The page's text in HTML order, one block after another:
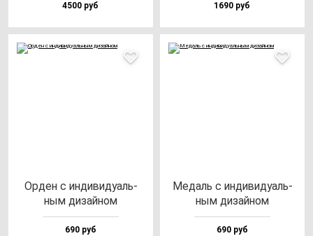
4500 руб 1690 руб
Орден с ин­ди­ви­ду­аль­
ным ди­зай­ном
690 руб
Медаль с ин­ди­ви­ду­аль­
ным ди­зай­ном
690 руб